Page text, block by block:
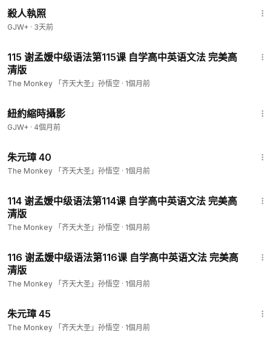
殺人執照
GJW+ · 3天前
115 谢孟媛中级语法第115课 自学高中英语文法 完美高
清版
The Monkey 「齐天大圣」孙悟空 · 1個月前
紐約縮時攝影
GJW+ · 4個月前
朱元璋 40
The Monkey 「齐天大圣」孙悟空 · 1個月前
114 谢孟媛中级语法第114课 自学高中英语文法 完美高
清版
The Monkey 「齐天大圣」孙悟空 · 1個月前
116 谢孟媛中级语法第116课 自学高中英语文法 完美高
清版
The Monkey 「齐天大圣」孙悟空 · 1個月前
朱元璋 45
The Monkey 「齐天大圣」孙悟空 · 1個月前